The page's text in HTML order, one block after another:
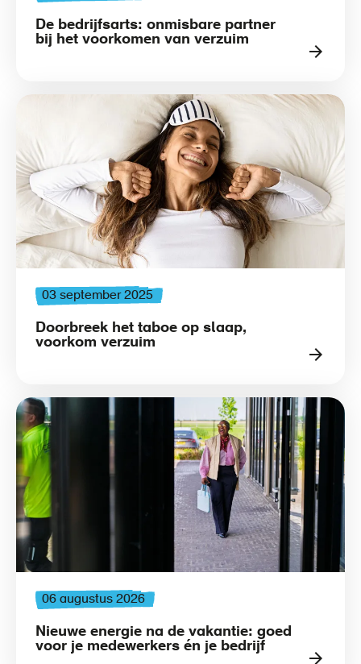
De bedrijfsarts: onmisbare partner
bij het voorkomen van verzuim
03 september 2025
Doorbreek het taboe op slaap,
voorkom verzuim
06 augustus 2026
Nieuwe energie na de vakantie: goed
voor je medewerkers én je bedrijf